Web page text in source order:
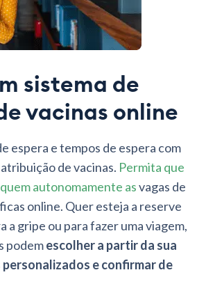
sistema de
vacinas online
espera e tempos de espera com
de vacinas. Permita que
autonomamente asvagas de
online. Quer esteja a reserve
a gripe ou para fazer uma viagem,
podemescolher a partir da sua
e confirmar de